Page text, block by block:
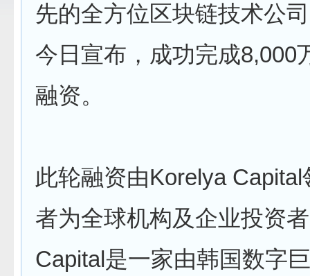
先的全方位区块链技术公
今日宣布，成功完成8,000
融资。
此轮融资由Korelya
者为全球机构及企业投资
Capital是一家由韩国数字